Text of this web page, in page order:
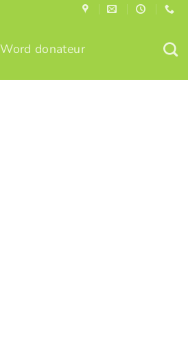
Word donateur